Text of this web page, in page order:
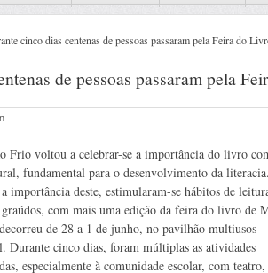
cinco dias centenas de pessoas passaram pela Feira do
de pessoas passaram pela
Frio voltou a celebrar-se a importância do livro
fundamental para o desenvolvimento da literacia.
importância deste, estimularam-se hábitos de
com mais uma edição da feira do livro de
de 28 a 1 de junho, no pavilhão multiusos
Durante cinco dias, foram múltiplas as atividades
especialmente à comunidade escolar, com teatro,